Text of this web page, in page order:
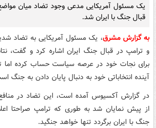
یک مسئول آمریکایی مدعی وجود تضاد میان مواضع
قبال جنگ با ایران شد.
به گزارش مشرق، یک مسئول آمریکایی به تضاد
و ترامپ در قبال جنگ ایران اشاره کرد و گفت،
برای نجات خود در عرصه سیاست حساب کرده اما
آینده انتخاباتی خود به دنبال پایان دادن به جنگ
در گزارش آکسیوس آمده است، این تضاد در
از پیش نمایان شد به طوری که ترامپ صراحتا
جنگ با ایران برگردد تنها خواهد جنگید.